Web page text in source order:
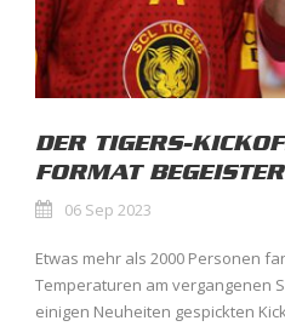
DER TIGERS-
FORMAT
06 Sep 2023
Etwas mehr als 2000 Personen
Temperaturen am vergangenen
einigen Neuheiten gespickten